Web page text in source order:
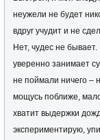
неужели не будет
вдруг учудит и не
Нет, чудес не
уверенно занимает
не поймали ничего –
мощусь поближе, мало
хватит выдержки
экспериментирую,